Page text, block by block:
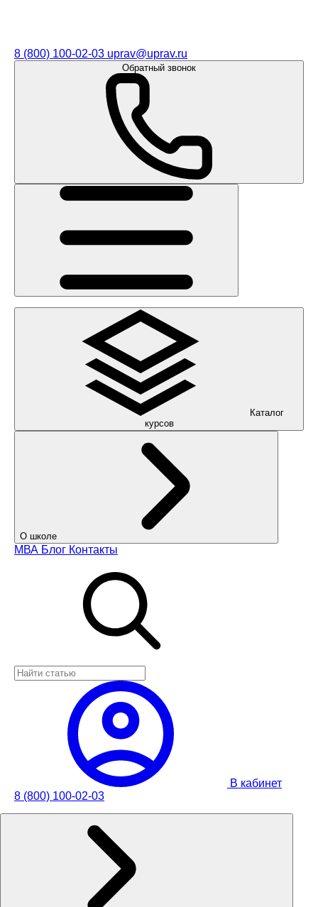
8 (800) 100-02-03 uprav@uprav.ru
Обратный звонок
Каталог
курсов
О школе
МВА Блог Контакты
В кабинет
8 (800) 100-02-03